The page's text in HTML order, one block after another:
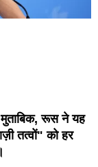
मुताबिक, रूस ने यह
तत्वों" को हर